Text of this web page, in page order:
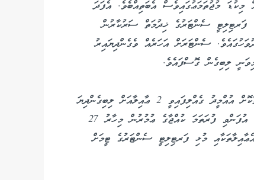
މިކުޑަ މުޖުތަމަޢުގައިވެސް އެބަތިއްބެވެ. އެފަދަ
ފަރޓިލިޓީ ސެންޓަރުގެ ޚިދުމަތް ސަރުކާރުން
ވަނަ އަހަރުގެ ނޮވެމްބަރު މަހުގެ 15 ވަނަ ދުވަހުގައެވެ. ސެންޓަރަށް އަހަރެއް ވެގެންދިޔައިރު
ލިބިގެން ގޮސްފައެވެ.
ސަބަބަކީ ތުއްތު ދަރިއެއް ހޯދުމަށް އެތައް ގޮތަކުން މަސައްކަތްކޮށް އުއްމީދު ގެއްލިފައިވީ 2 ޢާއިލާއަށް ލިބިގެންދިޔަ
އުއްމީދެވެ. ދަރުމަވަންތަ ހޮސްޕިޓަލްގެ ފަރޓިލިޓީ ސެންޓަރުގައި އުފަންވި ފުރަތަމަ ކުއްޖާގެ ޢުމުރުން މިހާރު 27
ޢުމުރަކީ 23 ދުވަހެވެ. މިއީ އެޢާއިލާތަކާއި މުޅި ފަރޓިލިޓީ ސެންޓަރުގެ ޓީމަށް